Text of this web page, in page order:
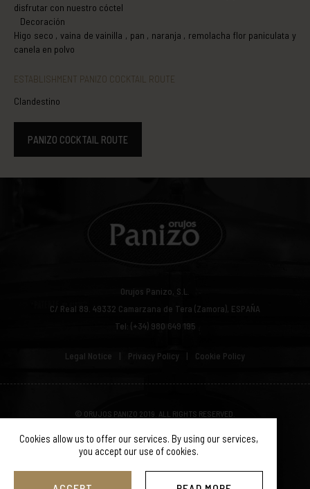
Cookies allow us to offer our services. By using our services,
you accept our use of cookies.
disfrutar con nuestro cóctel
Decoración
Higo seco , vaina de vainilla , pan , naranja , remolacha flor paniculata y
canela en polvo
ESTABLISHMENT PANIZO COCKTAIL ROUTE
Clandestino
PANIZO COCKTAIL ROUTE
Orujos Panizo, S.L.
C/ Real 89. 49332 Camarzana de Tera (Zamora), ESPAÑA
Tel: (+34) 980 649 195
Legal Notice Privacy Policy Cookie Policy
© ORUJOS PANIZO 2019. ALL RIGHTS RESERVED.